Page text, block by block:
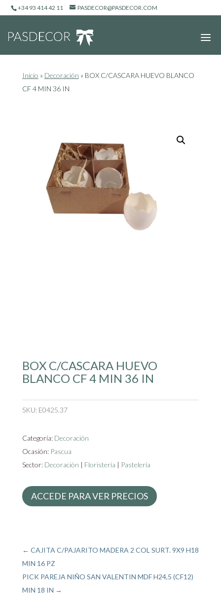
+34 93 414 42 11 PASDECOR@PASDECOR.COM
Inicio » Decoración » BOX C/CASCARA HUEVO BLANCO
CF 4 MIN 36 IN
BOX C/CASCARA HUEVO
BLANCO CF 4 MIN 36 IN
SKU: E0425.37
Categoría: Decoración
Ocasión: Pascua
Sector: Decoración | Floristería | Pastelería
ACCEDE PARA VER PRECIOS
← CAJITA C/PAJARITO MADERA 2 COL SURT. 9X9 H18
MIN 16 PZ
PICK PAREJA NIÑO SAN VALENTIN MDF H24,5 (CF12)
MIN 18 IN →